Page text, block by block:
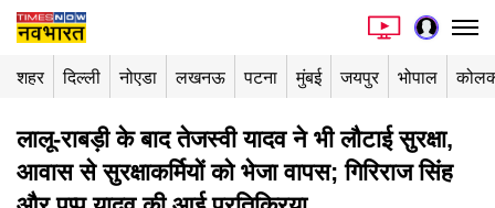
शहर दिल्ली नोएडा लखनऊ पटना मुंबई जयपुर भोपाल
लालू-राबड़ी के बाद तेजस्वी यादव ने भी लौटाई सुरक्षा,
आवास से सुरक्षाकर्मियों को भेजा वापस; गिरिराज सिंह